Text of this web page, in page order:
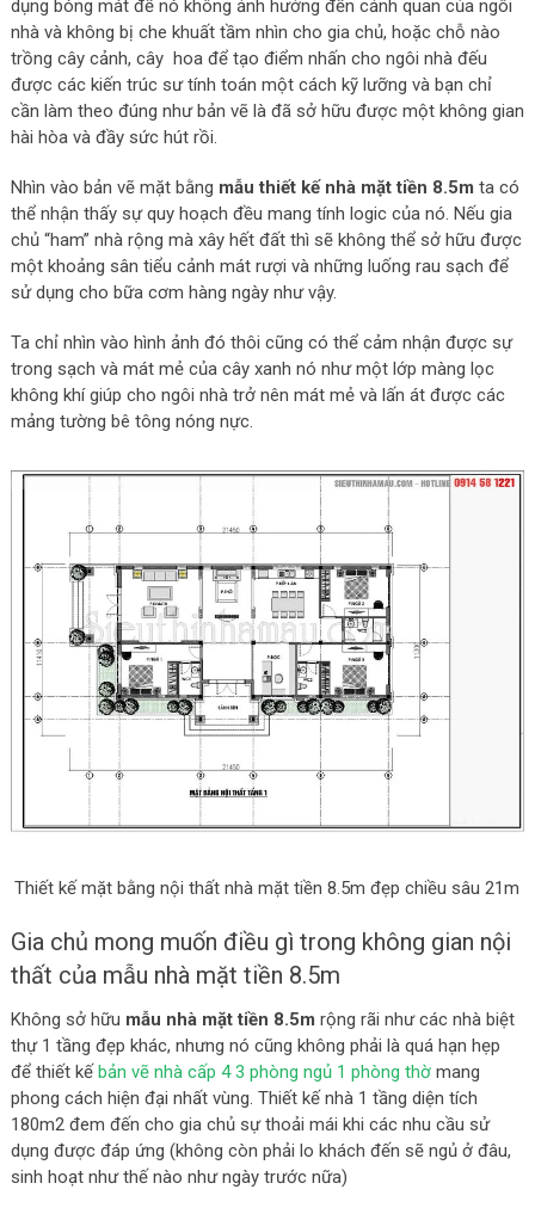
dụng bóng mát để nó không ảnh hưởng đến cảnh quan của ngôi
nhà và không bị che khuất tầm nhìn cho gia chủ, hoặc chỗ nào
trồng cây cảnh, cây hoa để tạo điểm nhấn cho ngôi nhà đếu
được các kiến trúc sư tính toán một cách kỹ lưỡng và bạn chỉ
cần làm theo đúng như bản vẽ là đã sở hữu được một không gian
hài hòa và đầy sức hút rồi.
Nhìn vào bản vẽ mặt bằng mẫu thiết kế nhà mặt tiền 8.5m ta có
thể nhận thấy sự quy hoạch đều mang tính logic của nó. Nếu gia
chủ “ham” nhà rộng mà xây hết đất thì sẽ không thể sở hữu được
một khoảng sân tiểu cảnh mát rượi và những luống rau sạch để
sử dụng cho bữa cơm hàng ngày như vậy.
Ta chỉ nhìn vào hình ảnh đó thôi cũng có thể cảm nhận được sự
trong sạch và mát mẻ của cây xanh nó như một lớp màng lọc
không khí giúp cho ngôi nhà trở nên mát mẻ và lấn át được các
mảng tường bê tông nóng nực.
Thiết kế mặt bằng nội thất nhà mặt tiền 8.5m đẹp chiều sâu 21m
Gia chủ mong muốn điều gì trong không gian nội
thất của mẫu nhà mặt tiền 8.5m
Không sở hữu mẫu nhà mặt tiền 8.5m rộng rãi như các nhà biệt
thự 1 tầng đẹp khác, nhưng nó cũng không phải là quá hạn hẹp
để thiết kếbản vẽ nhà cấp 4 3 phòng ngủ 1 phòng thờmang
phong cách hiện đại nhất vùng. Thiết kế nhà 1 tầng diện tích
180m2 đem đến cho gia chủ sự thoải mái khi các nhu cầu sử
dụng được đáp ứng (không còn phải lo khách đến sẽ ngủ ở đâu,
sinh hoạt như thế nào như ngày trước nữa)